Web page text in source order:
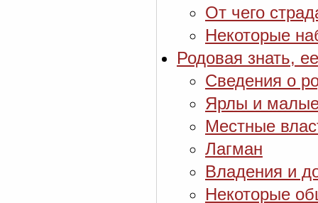
От чего
Некоторые
Родовая знать,
Сведения о
Ярлы и
Местные
Лагман
Владения и
Некоторые